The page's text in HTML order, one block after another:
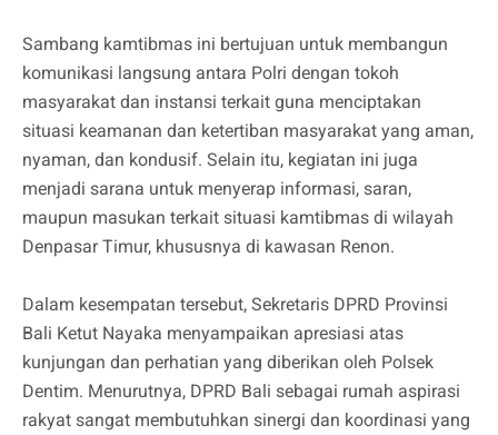
Sambang kamtibmas ini bertujuan untuk membangun
komunikasi langsung antara Polri dengan tokoh
masyarakat dan instansi terkait guna menciptakan
situasi keamanan dan ketertiban masyarakat yang aman,
nyaman, dan kondusif. Selain itu, kegiatan ini juga
menjadi sarana untuk menyerap informasi, saran,
maupun masukan terkait situasi kamtibmas di wilayah
Denpasar Timur, khususnya di kawasan Renon.
Dalam kesempatan tersebut, Sekretaris DPRD Provinsi
Bali Ketut Nayaka menyampaikan apresiasi atas
kunjungan dan perhatian yang diberikan oleh Polsek
Dentim. Menurutnya, DPRD Bali sebagai rumah aspirasi
rakyat sangat membutuhkan sinergi dan koordinasi yang